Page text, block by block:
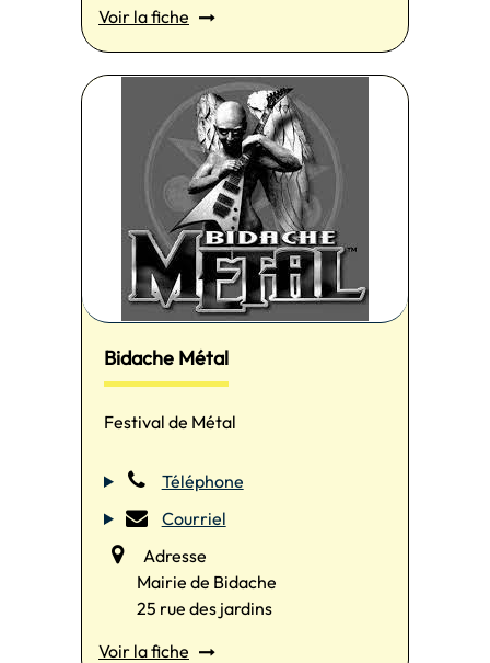
Voir la fiche
Bidache Métal
Festival de Métal
Téléphone
Courriel
Adresse
Mairie de Bidache
25 rue des jardins
Voir la fiche